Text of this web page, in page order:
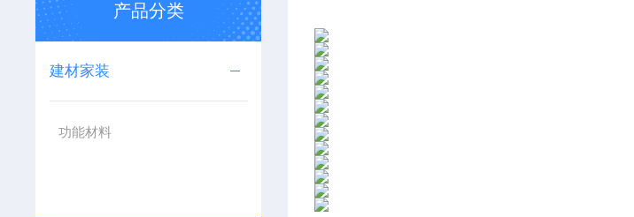
产品分类
建材家装
功能材料